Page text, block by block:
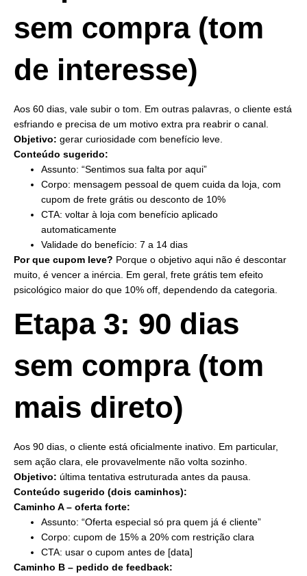
sem compra (tom
de interesse)
Aos 60 dias, vale subir o tom. Em outras palavras, o cliente está
esfriando e precisa de um motivo extra pra reabrir o canal.
Objetivo: gerar curiosidade com benefício leve.
Conteúdo sugerido:
Assunto: “Sentimos sua falta por aqui”
Corpo: mensagem pessoal de quem cuida da loja, com
cupom de frete grátis ou desconto de 10%
CTA: voltar à loja com benefício aplicado
automaticamente
Validade do benefício: 7 a 14 dias
Por que cupom leve? Porque o objetivo aqui não é descontar
muito, é vencer a inércia. Em geral, frete grátis tem efeito
psicológico maior do que 10% off, dependendo da categoria.
Etapa 3: 90 dias
sem compra (tom
mais direto)
Aos 90 dias, o cliente está oficialmente inativo. Em particular,
sem ação clara, ele provavelmente não volta sozinho.
Objetivo: última tentativa estruturada antes da pausa.
Conteúdo sugerido (dois caminhos):
Caminho A – oferta forte:
Assunto: “Oferta especial só pra quem já é cliente”
Corpo: cupom de 15% a 20% com restrição clara
CTA: usar o cupom antes de [data]
Caminho B – pedido de feedback: